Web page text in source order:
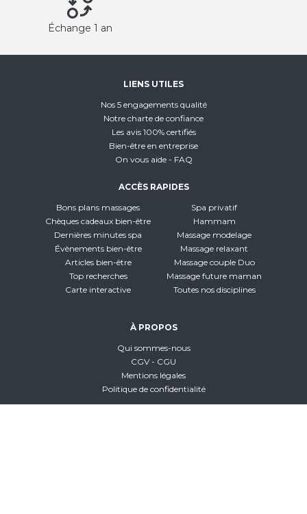
Échange 1 an
LIENS UTILES
Nos 5 engagements qualité
Notre charte de confiance
Les avis 100% certifiés
Bien-être en entreprise
On vous aide - FAQ
ACCÈS RAPIDES
Bons plans massages
Chèques cadeaux bien-être
Dernières minutes spa
Évènements bien-être
Articles bien-être
Top recherches
Carte interactive
Spa privatif
Hammam
Massage modelage
Massage relaxant
Massage couple Duo
Massage future maman
Toutes nos disciplines
À PROPOS
Qui sommes-nous
CGV - CGU
Mentions légales
Politique de confidentialité